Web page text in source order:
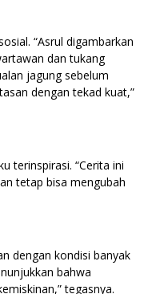
“Asrul digambarkan
dan tukang
jagung sebelum
dengan tekad kuat,”
terinspirasi. “Cerita ini
tetap bisa mengubah
dengan kondisi banyak
bahwa
tegasnya.